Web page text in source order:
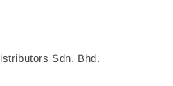
Sdn. Bhd.